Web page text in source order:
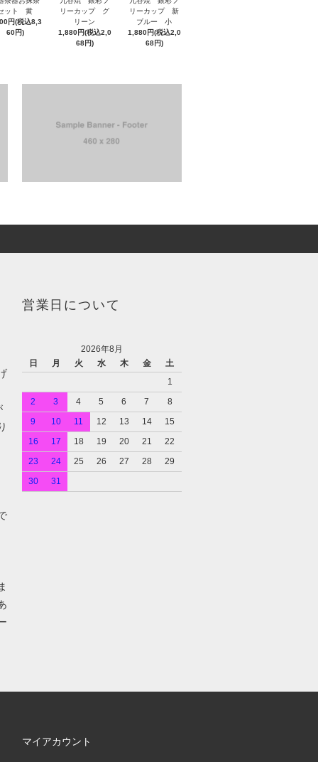
ット 黄
円(税込8,3
60円)
リーカップ グ
リーン
1,880円(税込2,0
68円)
リーカップ 新
ブルー 小
1,880円(税込2,0
68円)
営業日について
2026年8月
日
月 火 水 木 金
土
1
2
3 4 5 6 7
8
9
10 11 12 13 14
15
16
17 18 19 20 21
22
23
24 25 26 27 28
29
30
31
マイアカウント